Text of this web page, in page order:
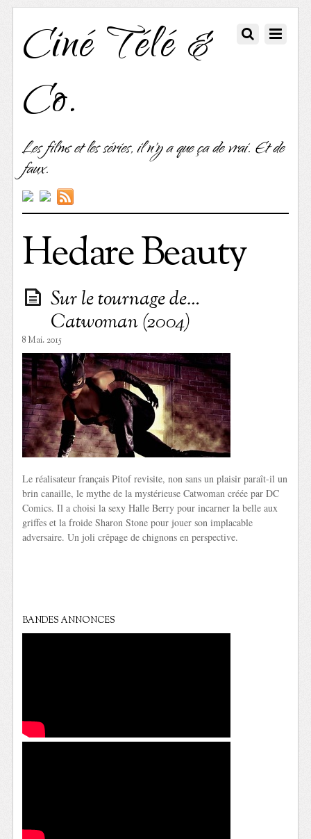
Ciné Télé &
Co.
Les films et les séries, il n'y a que ça de vrai. Et de
faux.
Hedare Beauty
Sur le tournage de…
Catwoman (2004)
8 Mai. 2015
Le réalisateur français Pitof revisite, non sans un plaisir paraît-il un
brin canaille, le mythe de la mystérieuse Catwoman créée par DC
Comics. Il a choisi la sexy Halle Berry pour incarner la belle aux
griffes et la froide Sharon Stone pour jouer son implacable
adversaire. Un joli crêpage de chignons en perspective.
BANDES ANNONCES